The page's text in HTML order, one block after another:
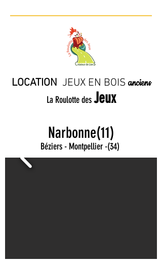
LOCATION JEUX EN BOIS anciens
La Roulotte des Jeux
Narbonne(11)
Béziers - Montpellier -(34)